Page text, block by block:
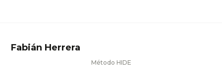
Fabián Herrera
Método HIDE